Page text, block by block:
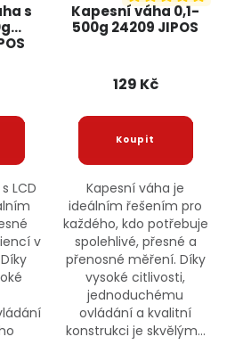
s
LCD
v
Kapesní váha 0,1-
500g 24209 JIPOS
129 Kč
Kapesní váha je
ideálním řešením pro
každého, kdo potřebuje
spolehlivé, přesné a
přenosné měření. Díky
vysoké citlivosti,
jednoduchému
ovládání a kvalitní
konstrukci je skvělým...